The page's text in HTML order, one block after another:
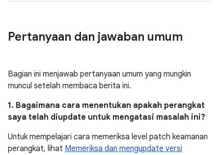
Pertanyaan dan jawaban umum
Bagian ini menjawab pertanyaan umum yang mungkin
muncul setelah membaca berita ini.
1. Bagaimana cara menentukan apakah perangkat
saya telah diupdate untuk mengatasi masalah ini?
Untuk mempelajari cara memeriksa level patch keamanan
perangkat, lihat Memeriksa dan mengupdate versi